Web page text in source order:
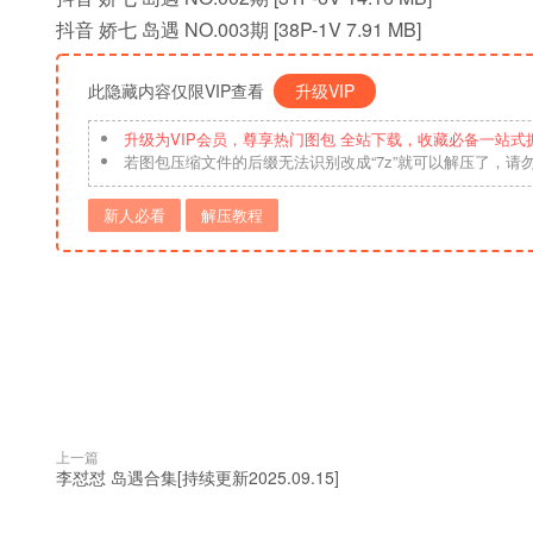
抖音 娇七 岛遇 NO.003期 [38P-1V 7.91 MB]
此隐藏内容仅限VIP查看 升级VIP
升级为VIP会员，尊享热门图包 全站下载，收藏必备一站式
若图包压缩文件的后缀无法识别改成“7z”就可以解压了，请
新人必看 解压教程
上一篇
李怼怼 岛遇合集[持续更新2025.09.15]